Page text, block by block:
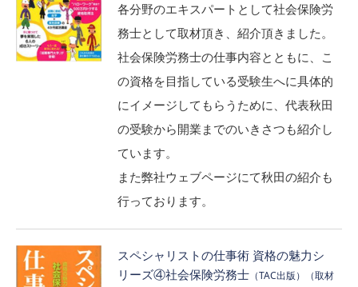
各分野のエキスパートとして社会保険労
務士として取材頂き、紹介頂きました。
社会保険労務士の仕事内容とともに、こ
の資格を目指している受験生へに具体的
にイメージしてもらうために、代表秋田
の受験から開業までのいきさつも紹介し
ています。
また弊社ウェブページにて秋田の紹介も
行っております。
スペシャリストの仕事術 資格の魅力シ
リーズ④社会保険労務士 （TAC出版）（取材